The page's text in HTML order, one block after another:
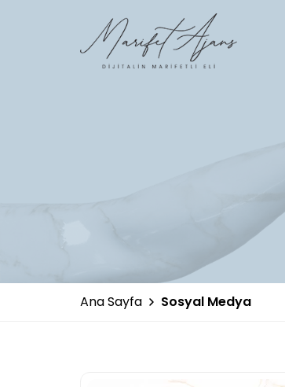
Ana Sayfa Sosyal Medya